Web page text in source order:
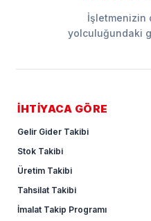
İşletmenizin
yolculuğundaki
İHTİYACA GÖRE
Gelir Gider Takibi
Stok Takibi
Üretim Takibi
Tahsilat Takibi
İmalat Takip Programı